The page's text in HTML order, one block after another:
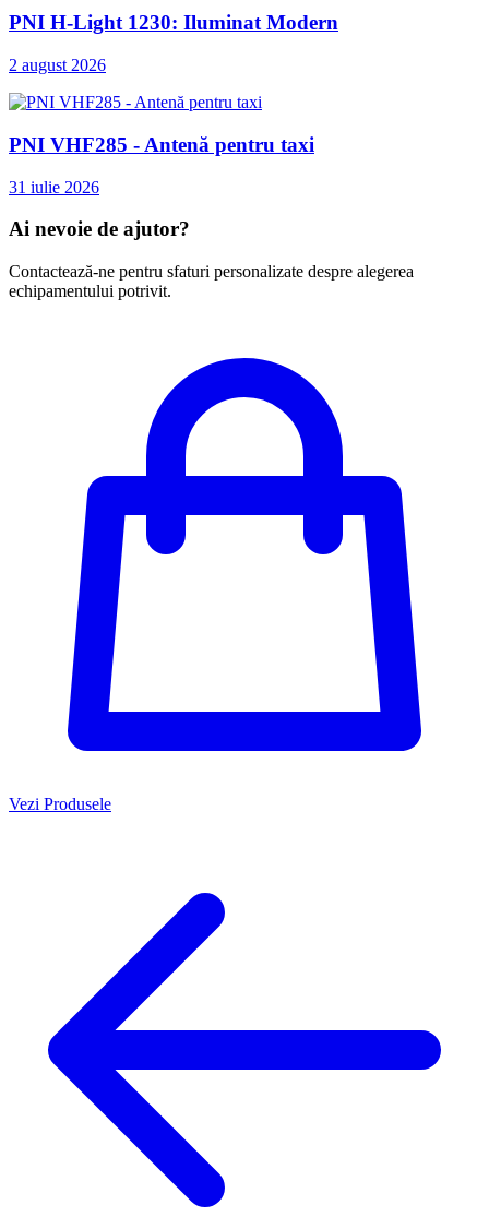
PNI H-Light 1230: Iluminat Modern
2 august 2026
PNI VHF285 - Antenă pentru taxi
31 iulie 2026
Ai nevoie de ajutor?
Contactează-ne pentru sfaturi personalizate despre alegerea
echipamentului potrivit.
Vezi Produsele